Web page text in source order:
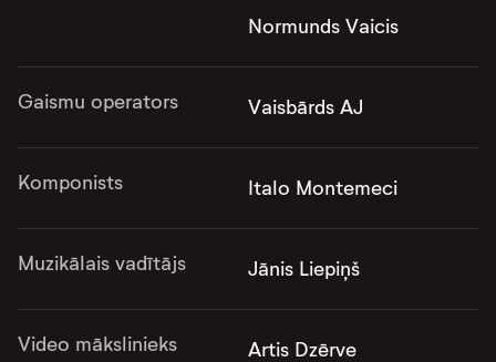
Normunds Vaicis
Gaismu operators Vaisbārds AJ
Komponists Italo Montemeci
Muzikālais vadītājs Jānis Liepiņš
Video mākslinieks Artis Dzērve